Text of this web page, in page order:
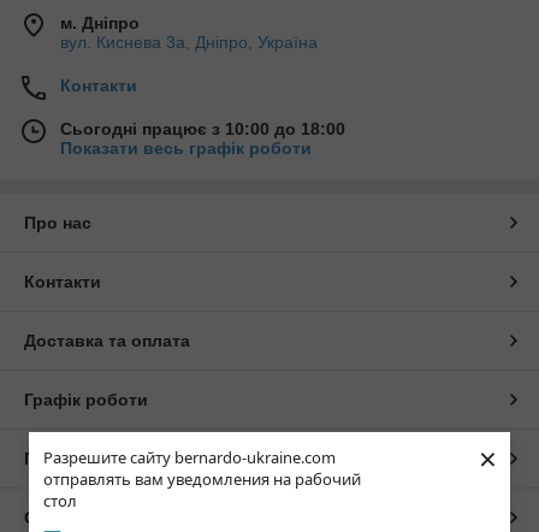
Разрешите сайту bernardo-ukraine.com
отправлять вам уведомления на рабочий
стол
×
м. Дніпро
вул. Киснева 3а, Дніпро, Україна
Контакти
Сьогодні працює з 10:00 до 18:00
Показати весь графік роботи
Про нас
Контакти
Доставка та оплата
Графік роботи
Повна версія сайту
Сайт створено на маркетплейсі